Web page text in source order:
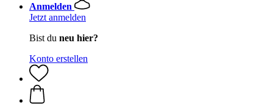
Anmelden
Jetzt anmelden
Bist du neu hier?
Konto erstellen